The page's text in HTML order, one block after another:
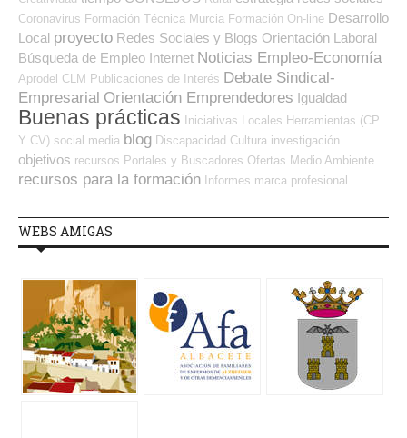
Coronavirus Formación Técnica Murcia Formación On-line Desarrollo
Local proyecto Redes Sociales y Blogs Orientación Laboral
Búsqueda de Empleo Internet Noticias Empleo-Economía
Aprodel CLM Publicaciones de Interés Debate Sindical-
Empresarial Orientación Emprendedores Igualdad
Buenas prácticas Iniciativas Locales Herramientas (CP
Y CV) social media blog Discapacidad Cultura investigación
objetivos recursos Portales y Buscadores Ofertas Medio Ambiente
recursos para la formación Informes marca profesional
WEBS AMIGAS